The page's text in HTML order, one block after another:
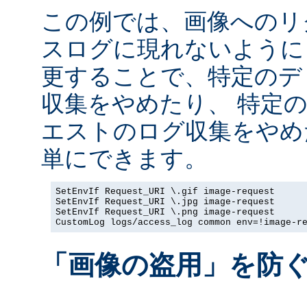
この例では、画像への
スログに現れないよう
更することで、特定の
収集をやめたり、 特定
エストのログ収集をや
単にできます。
SetEnvIf Request_URI \.gif image-request
SetEnvIf Request_URI \.jpg image-request
SetEnvIf Request_URI \.png image-request
CustomLog logs/access_log common env=!image-
「画像の盗用」を防